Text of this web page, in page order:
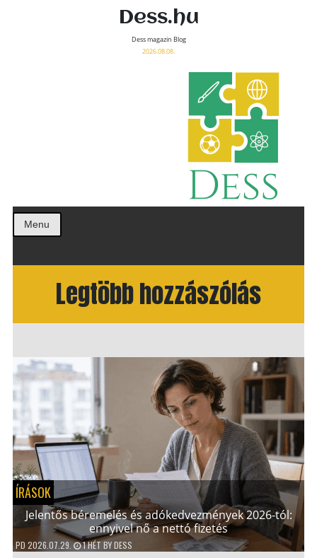
Dess.hu
Dess magazin Blog
2026.08.08.
Menu
Legtöbb hozzászólás
ÍRÁSOK
Jelentős béremelés és adókedvezmények 2026-tól:
ennyivel nő a nettó fizetés
PD2026.07.29. 1 HÉTBYDESS